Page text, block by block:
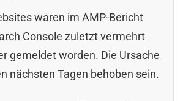
waren im AMP-Bericht
Console zuletzt vermehrt
gemeldet worden. Die Ursache
nächsten Tagen behoben sein.